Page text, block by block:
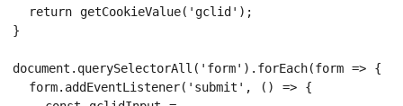
}
document.querySelectorAll('form').forEach(form => {